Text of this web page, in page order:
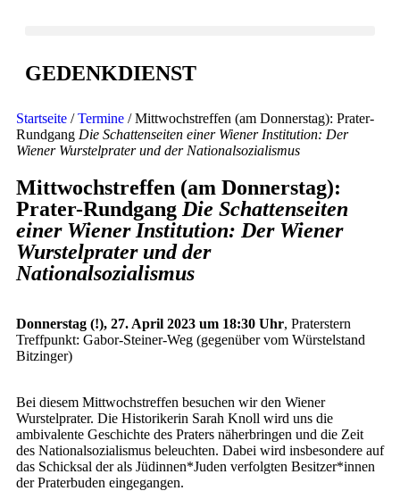
GEDENKDIENST
Startseite /Termine / Mittwochstreffen (am Donnerstag): Prater-
Rundgang Die Schattenseiten einer Wiener Institution: Der
Wiener Wurstelprater und der Nationalsozialismus
Mittwochstreffen (am Donnerstag):
Prater-Rundgang Die Schattenseiten
einer Wiener Institution: Der Wiener
Wurstelprater und der
Nationalsozialismus
Donnerstag (!), 27. April 2023 um 18:30 Uhr, Praterstern
Treffpunkt: Gabor-Steiner-Weg (gegenüber vom Würstelstand
Bitzinger)
Bei diesem Mittwochstreffen besuchen wir den Wiener
Wurstelprater. Die Historikerin Sarah Knoll wird uns die
ambivalente Geschichte des Praters näherbringen und die Zeit
des Nationalsozialismus beleuchten. Dabei wird insbesondere auf
das Schicksal der als Jüdinnen*Juden verfolgten Besitzer*innen
der Praterbuden eingegangen.